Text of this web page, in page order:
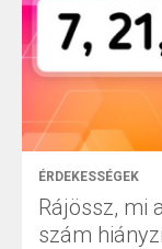
ÉRDEKESSÉGEK
Rájössz, mi
szám